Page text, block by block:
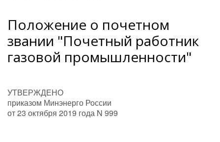
Положение о почетном
звании "Почетный работник
газовой промышленности"
УТВЕРЖДЕНО
приказом Минэнерго России
от 23 октября 2019 года N 999